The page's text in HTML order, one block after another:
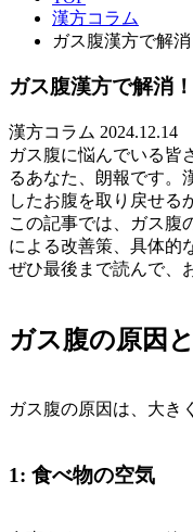
漢方コラム
ガス腹漢方で解
ガス腹漢方で解消
漢方コラム 2024.12.14
ガス腹に悩んでいる皆
るあなた、朗報です。
したお腹を取り戻せる
この記事では、ガス腹
による改善策、具体的
ぜひ最後まで読んで、
ガス腹の原因
ガス腹の原因は、大き
1: 食べ物の空気